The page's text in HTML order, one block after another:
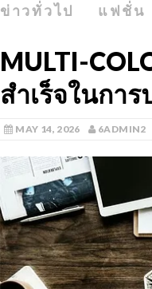
ข่าวทั่วไป แฟชั่น
MULTI-
สำเร็จในกา
MAY 14, 2026 6ADMIN2